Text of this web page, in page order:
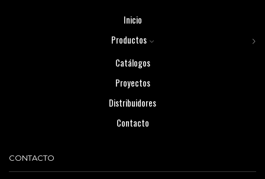
Inicio
Productos
Catálogos
Proyectos
Distribuidores
Contacto
CONTACTO